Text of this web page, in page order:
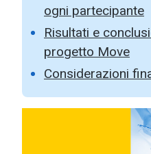
ogni partecipante
Risultati e
progetto Move
Considerazioni